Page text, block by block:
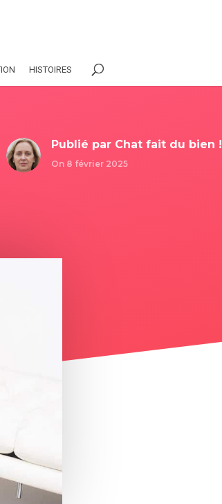
HISTOIRES
Publié par Chat fait du bien !
On 8 février 2025